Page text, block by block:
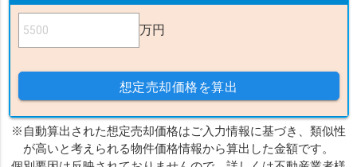
万円
想定売却価格を算出
※自動算出された想定売却価格はご入力情報に基づき、類似性
が高いと考えられる物件価格情報から算出した金額です。